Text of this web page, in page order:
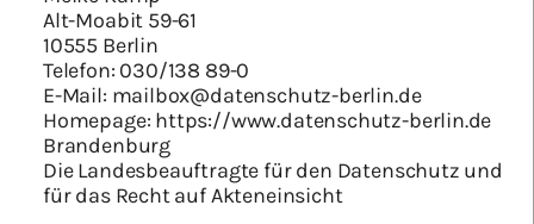
Alt-Moabit 59-61
10555 Berlin
Telefon: 030/138 89-0
E-Mail: mailbox@datenschutz-berlin.de
Homepage: https://www.datenschutz-berlin.de
Brandenburg
Die Landesbeauftragte für den Datenschutz und
für das Recht auf Akteneinsicht